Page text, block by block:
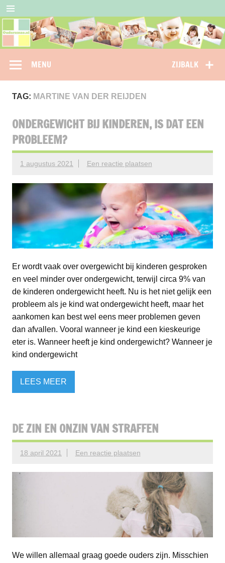
naar
inhoud
Oudersenzo
ZIJBALK
MENU
TAG: MARTINE VAN DER REIJDEN
ONDERGEWICHT BIJ KINDEREN, IS DAT EEN
PROBLEEM?
1 augustus 2021 Een reactie plaatsen
Er wordt vaak over overgewicht bij kinderen gesproken
en veel minder over ondergewicht, terwijl circa 9% van
de kinderen ondergewicht heeft. Nu is het niet gelijk een
probleem als je kind wat ondergewicht heeft, maar het
aankomen kan best wel eens meer problemen geven
dan afvallen. Vooral wanneer je kind een kieskeurige
eter is. Wanneer heeft je kind ondergewicht? Wanneer je
kind ondergewicht
LEES MEER
DE ZIN EN ONZIN VAN STRAFFEN
18 april 2021 Een reactie plaatsen
We willen allemaal graag goede ouders zijn. Misschien